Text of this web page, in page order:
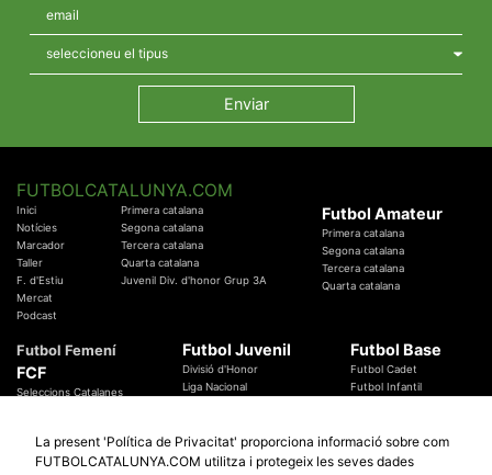
FUTBOLCATALUNYA.COM
Inici
Notícies
Marcador
Taller
F. d'Estiu
Mercat
Podcast
Primera catalana
Segona catalana
Tercera catalana
Quarta catalana
Juvenil Div. d'honor Grup 3A
Futbol Amateur
Primera catalana
Segona catalana
Tercera catalana
Quarta catalana
Futbol Femení
FCF
Seleccions Catalanes
Temes Federatius
Futbol Juvenil
Divisió d'Honor
Liga Nacional
Futbol Base
Futbol Cadet
Futbol Infantil
La present 'Política de Privacitat' proporciona informació sobre com
FUTBOLCATALUNYA.COM utilitza i protegeix les seves dades